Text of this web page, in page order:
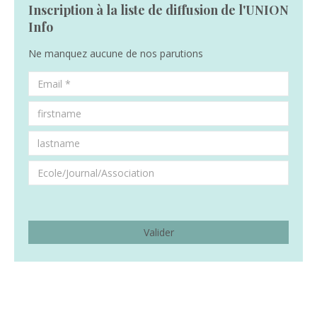
Inscription à la liste de diffusion de l'UNION
Info
Ne manquez aucune de nos parutions